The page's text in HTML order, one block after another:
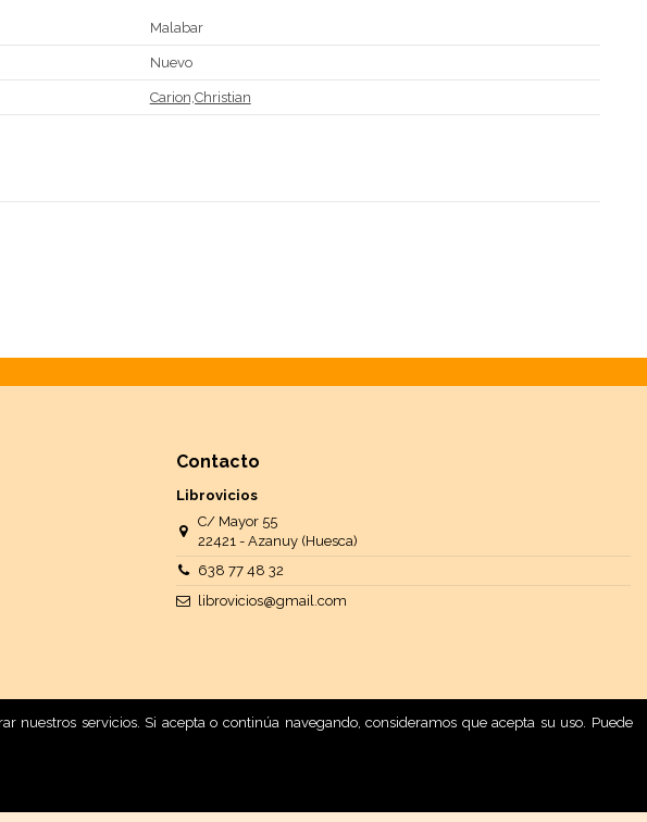
Malabar
Nuevo
Carion,Christian
Contacto
Librovicios
C/ Mayor 55
22421 - Azanuy (Huesca)
638 77 48 32
librovicios@gmail.com
nuestros servicios. Si acepta o continúa navegando, consideramos que acepta su uso. Puede